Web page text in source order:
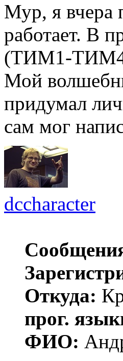
Мур, я вчера
работает. В
(ТИМ1-
Мой
придумал
сам мог
dccharacter
Откуда:
прог.
ФИО: